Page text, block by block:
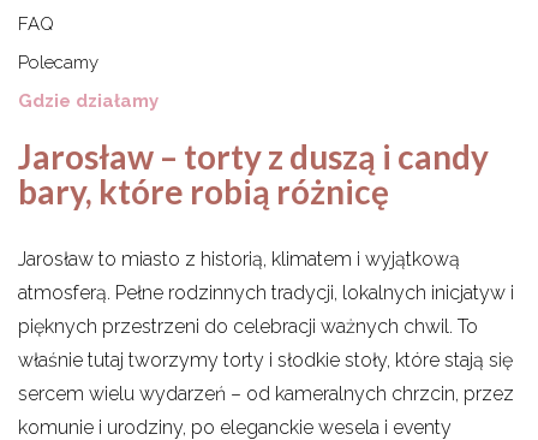
FAQ
Polecamy
Gdzie działamy
Jarosław – torty z duszą i candy
bary, które robią różnicę
Jarosław to miasto z historią, klimatem i wyjątkową
atmosferą. Pełne rodzinnych tradycji, lokalnych inicjatyw i
pięknych przestrzeni do celebracji ważnych chwil. To
właśnie tutaj tworzymy torty i słodkie stoły, które stają się
sercem wielu wydarzeń – od kameralnych chrzcin, przez
komunie i urodziny, po eleganckie wesela i eventy